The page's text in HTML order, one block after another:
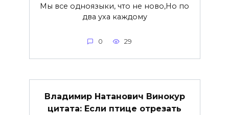
Мы все одноязыки, что не ново,Но по
два уха каждому
0 29
Владимир Натанович Винокур
цитата: Если птице отрезать